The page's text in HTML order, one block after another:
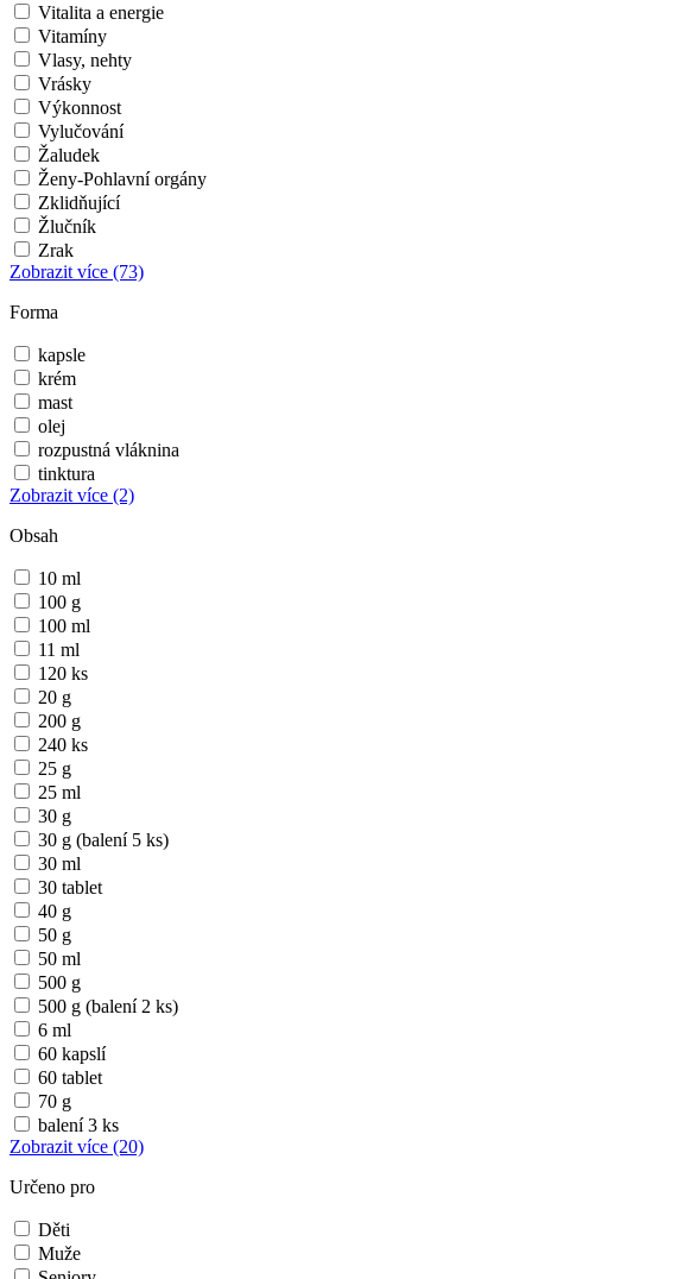
Vitalita a energie
Vitamíny
Vlasy, nehty
Vrásky
Výkonnost
Vylučování
Žaludek
Ženy-Pohlavní orgány
Zklidňující
Žlučník
Zrak
Zobrazit více (73)
Forma
kapsle
krém
mast
olej
rozpustná vláknina
tinktura
Zobrazit více (2)
Obsah
10 ml
100 g
100 ml
11 ml
120 ks
20 g
200 g
240 ks
25 g
25 ml
30 g
30 g (balení 5 ks)
30 ml
30 tablet
40 g
50 g
50 ml
500 g
500 g (balení 2 ks)
6 ml
60 kapslí
60 tablet
70 g
balení 3 ks
Zobrazit více (20)
Určeno pro
Děti
Muže